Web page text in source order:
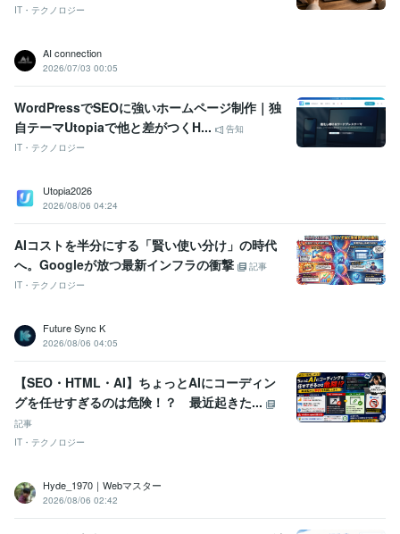
IT・テクノロジー
AI connection
2026/07/03 00:05
WordPressでSEOに強いホームページ制作｜独
自テーマUtopiaで他と差がつくH...
告知
IT・テクノロジー
Utopia2026
2026/08/06 04:24
AIコストを半分にする「賢い使い分け」の時代
へ。Googleが放つ最新インフラの衝撃
記事
IT・テクノロジー
Future Sync K
2026/08/06 04:05
【SEO・HTML・AI】ちょっとAIにコーディン
グを任せすぎるのは危険！？ 最近起きた...
記事
IT・テクノロジー
Hyde_1970｜Webマスター
2026/08/06 02:42